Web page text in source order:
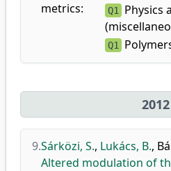
metrics:
Q1 Physics
Q1
2012
9.Sárközi, S., Lukács, B.,
Altered modulation of